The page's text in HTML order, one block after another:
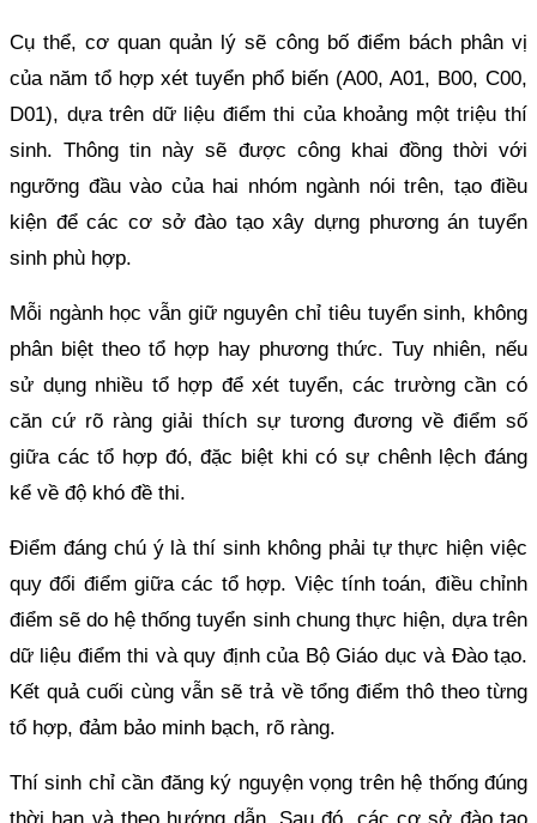
Cụ thể, cơ quan quản lý sẽ công bố điểm bách phân vị
của năm tổ hợp xét tuyển phổ biến (A00, A01, B00, C00,
D01), dựa trên dữ liệu điểm thi của khoảng một triệu thí
sinh. Thông tin này sẽ được công khai đồng thời với
ngưỡng đầu vào của hai nhóm ngành nói trên, tạo điều
kiện để các cơ sở đào tạo xây dựng phương án tuyển
sinh phù hợp.
Mỗi ngành học vẫn giữ nguyên chỉ tiêu tuyển sinh, không
phân biệt theo tổ hợp hay phương thức. Tuy nhiên, nếu
sử dụng nhiều tổ hợp để xét tuyển, các trường cần có
căn cứ rõ ràng giải thích sự tương đương về điểm số
giữa các tổ hợp đó, đặc biệt khi có sự chênh lệch đáng
kể về độ khó đề thi.
Điểm đáng chú ý là thí sinh không phải tự thực hiện việc
quy đổi điểm giữa các tổ hợp. Việc tính toán, điều chỉnh
điểm sẽ do hệ thống tuyển sinh chung thực hiện, dựa trên
dữ liệu điểm thi và quy định của Bộ Giáo dục và Đào tạo.
Kết quả cuối cùng vẫn sẽ trả về tổng điểm thô theo từng
tổ hợp, đảm bảo minh bạch, rõ ràng.
Thí sinh chỉ cần đăng ký nguyện vọng trên hệ thống đúng